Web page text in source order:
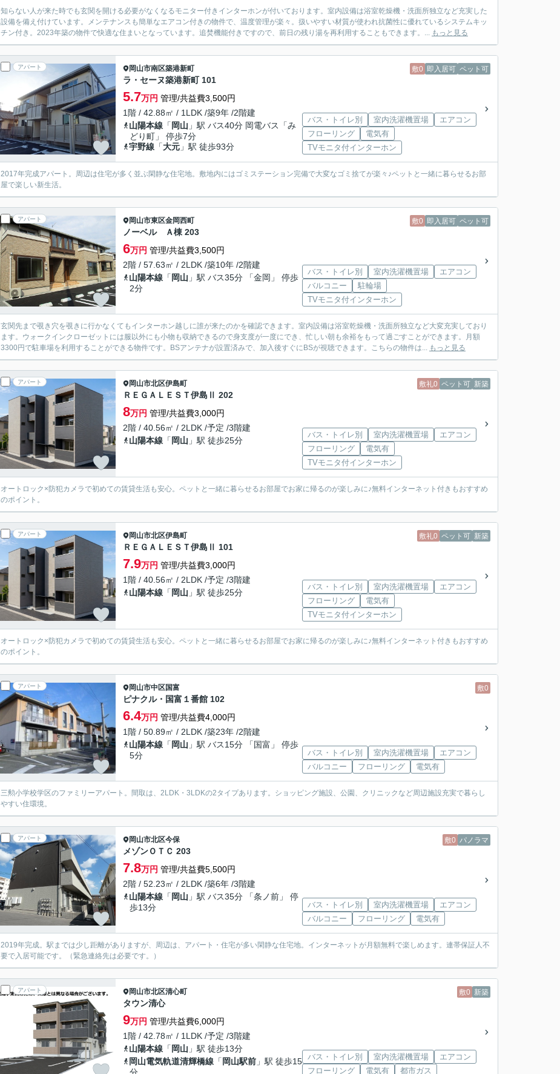
知らない人が来た時でも玄関を開ける必要がなくなるモニター付きインターホンが付いております。室内設備は浴室乾燥機・洗面所独立など充実した
設備を備え付けています。メンテナンスも簡単なエアコン付きの物件で、温度管理が楽々。扱いやすい材質が使われ抗菌性に優れているシステムキッ
チン付き。2023年築の物件で快適な住まいとなっています。追焚機能付きですので、前日の残り湯を再利用することもできます。... もっと見る
アパート 敷0 即入居可 ペット可
岡山市南区築港新町
ラ・セーヌ築港新町 101
5.7万円 管理/共益費3,500円
1階 / 42.88㎡ / 1LDK /築9年 /2階建
山陽本線 「 岡山 」駅 バス40分 岡電バス「み
どり町」 停歩7分
宇野線 「大元 」駅 徒歩93分
バス・トイレ別 室内洗濯機置場
エアコン
フローリング
電気有
TVモニタ付インターホン
2017年完成アパート。周辺は住宅が多く並ぶ閑静な住宅地。敷地内にはゴミステーション完備で大変なゴミ捨てが楽々♪ペットと一緒に暮らせるお部
屋で楽しい新生活。
アパート 敷0 即入居可 ペット可
岡山市東区金岡西町
ノーベル Ａ棟 203
6万円 管理/共益費3,500円
2階 / 57.63㎡ / 2LDK /築10年 /2階建
山陽本線 「 岡山 」駅 バス35分 「金岡」 停歩
2分
バス・トイレ別 室内洗濯機置場
エアコン
バルコニー
駐輪場
TVモニタ付インターホン
玄関先まで覗き穴を覗きに行かなくてもインターホン越しに誰が来たのかを確認できます。室内設備は浴室乾燥機・洗面所独立など大変充実しており
ます。ウォークインクローゼットには服以外にも小物も収納できるので身支度が一度にでき、忙しい朝も余裕をもって過ごすことができます。月額
3300円で駐車場を利用することができる物件です。BSアンテナが設置済みで、加入後すぐにBSが視聴できます。こちらの物件は... もっと見る
アパート 敷礼0 ペット可 新築
岡山市北区伊島町
ＲＥＧＡＬＥＳＴ伊島Ⅱ 202
8万円 管理/共益費3,000円
2階 / 40.56㎡ / 2LDK /予定 /3階建
山陽本線 「 岡山 」駅 徒歩25分
バス・トイレ別 室内洗濯機置場
エアコン
フローリング
電気有
TVモニタ付インターホン
オートロック×防犯カメラで初めての賃貸生活も安心。ペットと一緒に暮らせるお部屋でお家に帰るのが楽しみに♪無料インターネット付きもおすすめ
のポイント。
アパート 敷礼0 ペット可 新築
岡山市北区伊島町
ＲＥＧＡＬＥＳＴ伊島Ⅱ 101
7.9万円 管理/共益費3,000円
1階 / 40.56㎡ / 2LDK /予定 /3階建
山陽本線 「 岡山 」駅 徒歩25分
バス・トイレ別 室内洗濯機置場
エアコン
フローリング
電気有
TVモニタ付インターホン
オートロック×防犯カメラで初めての賃貸生活も安心。ペットと一緒に暮らせるお部屋でお家に帰るのが楽しみに♪無料インターネット付きもおすすめ
のポイント。
アパート 敷0
岡山市中区国富
ピナクル・国富１番館 102
6.4万円 管理/共益費4,000円
1階 / 50.89㎡ / 2LDK /築23年 /2階建
山陽本線 「 岡山 」駅 バス15分 「国富」 停歩
5分
バス・トイレ別 室内洗濯機置場
エアコン
バルコニー
フローリング 電気有
三勲小学校学区のファミリーアパート。間取は、2LDK・3LDKの2タイプあります。ショッピング施設、公園、クリニックなど周辺施設充実で暮らし
やすい住環境。
アパート 敷0 パノラマ
岡山市北区今保
メゾンＯＴＣ 203
7.8万円 管理/共益費5,500円
2階 / 52.23㎡ / 2LDK /築6年 /3階建
山陽本線 「 岡山 」駅 バス35分 「条ノ前」 停
歩13分
バス・トイレ別 室内洗濯機置場
エアコン
バルコニー
フローリング 電気有
2019年完成。駅までは少し距離がありますが、周辺は、アパート・住宅が多い閑静な住宅地。インターネットが月額無料で楽しめます。連帯保証人不
要で入居可能です。（緊急連絡先は必要です。）
アパート 敷0 新築
岡山市北区清心町
タウン清心
9万円 管理/共益費6,000円
1階 / 42.78㎡ / 1LDK /予定 /3階建
山陽本線 「 岡山 」駅 徒歩13分
岡山電気軌道清輝橋線 「 岡山駅前 」駅 徒歩15 バス・トイレ別 室内洗濯機置場
エアコン
フローリング
電気有 都市ガス